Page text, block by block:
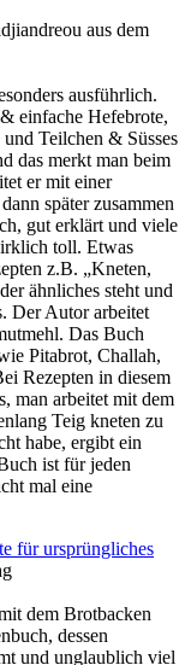
aus dem
ausführlich.
einfache Hefebrote,
Teilchen & Süsses
das merkt man beim
er mit einer
später zusammen
gut erklärt und viele
toll. Etwas
z.B. „Kneten,
ähnliches steht und
Der Autor arbeitet
Das Buch
Pitabrot, Challah,
Rezepten in diesem
man arbeitet mit dem
Teig kneten zu
habe, ergibt ein
ist für jeden
mal eine
für ursprüngliches
dem Brotbacken
dessen
und unglaublich viel